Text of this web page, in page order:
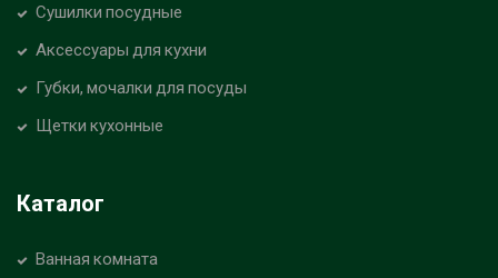
Сушилки посудные
Аксессуары для кухни
Губки, мочалки для посуды
Щетки кухонные
Каталог
Ванная комната